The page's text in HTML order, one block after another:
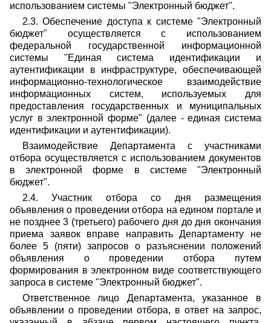
использованием системы "Электронный бюджет".
2.3. Обеспечение доступа к системе "Электронный
бюджет" осуществляется с использованием
федеральной государственной информационной
системы "Единая система идентификации и
аутентификации в инфраструктуре, обеспечивающей
информационно-технологическое взаимодействие
информационных систем, используемых для
предоставления государственных и муниципальных
услуг в электронной форме" (далее - единая система
идентификации и аутентификации).
Взаимодействие Департамента с участниками
отбора осуществляется с использованием документов
в электронной форме в системе "Электронный
бюджет".
2.4. Участник отбора со дня размещения
объявления о проведении отбора на едином портале и
не позднее 3 (третьего) рабочего дня до дня окончания
приема заявок вправе направить Департаменту не
более 5 (пяти) запросов о разъяснении положений
объявления о проведении отбора путем
формирования в электронном виде соответствующего
запроса в системе "Электронный бюджет".
Ответственное лицо Департамента, указанное в
объявлении о проведении отбора, в ответ на запрос,